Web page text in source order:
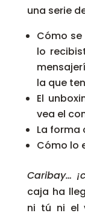
una serie
Cómo
lo
la que
El
vea el
La forma
Cómo lo
Caribay…
caja ha
ni tú ni el